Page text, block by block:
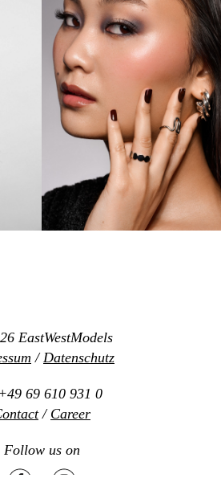
EastWestModels
/ Datenschutz
69 610 931 0
/ Career
Follow us on